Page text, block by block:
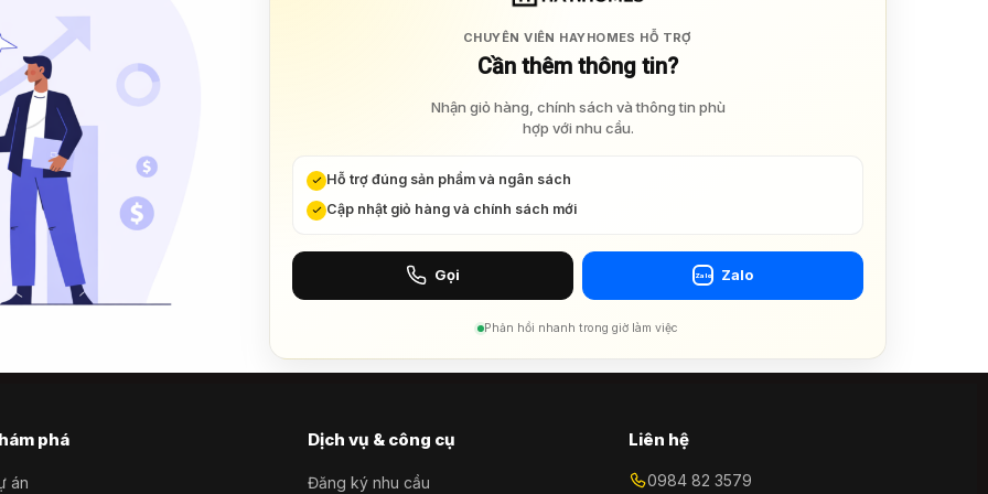
CHUYÊN VIÊN HAYHOMES HỖ TRỢ
Cần thêm thông tin?
Nhận giỏ hàng, chính sách và thông tin phù
hợp với nhu cầu.
Hỗ trợ đúng sản phẩm và ngân sách
Cập nhật giỏ hàng và chính sách mới
Gọi Zalo Zalo
Phản hồi nhanh trong giờ làm việc
phá
án
Dịch vụ & công cụ
Đăng ký nhu cầu
Liên hệ
0984 82 3579